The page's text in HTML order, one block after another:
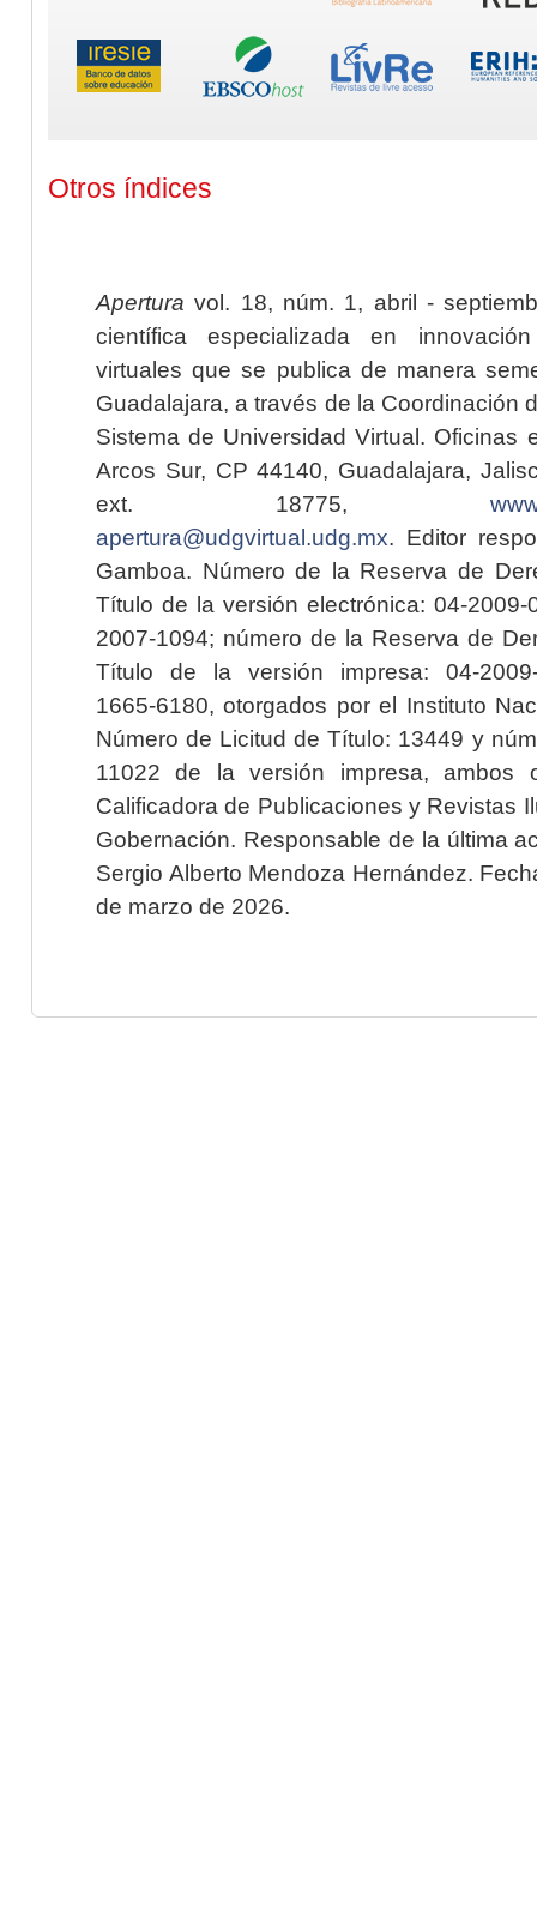
Otros índices
Apertura vol. 18, núm. 1, abril -
científica especializada en
virtuales que se publica de manera
Guadalajara, a través de la Coordinación
Sistema de Universidad Virtual. Oficinas
Arcos Sur, CP 44140, Guadalajara,
ext. 18775,
apertura@udgvirtual.udg.mx. Editor
Gamboa. Número de la Reserva de
Título de la versión electrónica: 04-2009-
2007-1094; número de la Reserva de
Título de la versión impresa: 04-2009-
1665-6180, otorgados por el Instituto
Número de Licitud de Título: 13449 y
11022 de la versión impresa, ambos
Calificadora de Publicaciones y Revistas
Gobernación. Responsable de la última
Sergio Alberto Mendoza Hernández.
de marzo de 2026.